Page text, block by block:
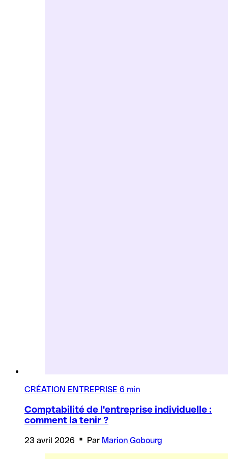
CRÉATION ENTREPRISE 6 min
Comptabilité de l'entreprise individuelle :
comment la tenir ?
23 avril 2026 Par Marion Gobourg